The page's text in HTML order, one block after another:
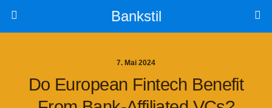
Bankstil
7. Mai 2024
Do Euro­pean Fin­tech Bene­fit